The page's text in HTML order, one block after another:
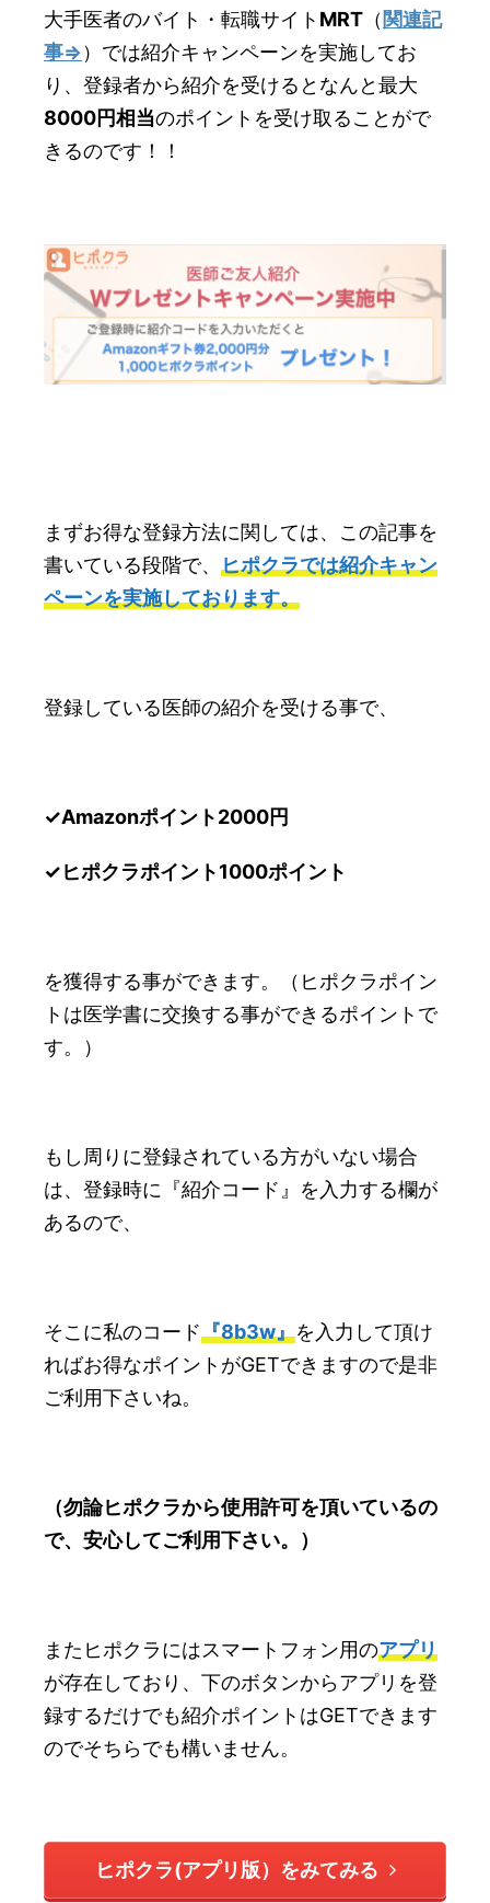
大手医者のバイト・転職サイト MRT （ 関連記
事⇒）では紹介キャンペーンを実施してお
り、登録者から紹介を受けるとなんと最大
8000円相当のポイントを受け取ることがで
きるのです！！
まずお得な登録方法に関しては、この記事を
書いている段階で、 ヒポクラでは紹介キャン
ペーンを実施しております。
登録している医師の紹介を受ける事で、
✓Amazonポイント2000円
✓ヒポクラポイント1000ポイント
を獲得する事ができます。（ヒポクラポイン
トは医学書に交換する事ができるポイントで
す。）
もし周りに登録されている方がいない場合
は、登録時に『紹介コード』を入力する欄が
あるので、
そこに私のコード『8b3w』を入力して頂け
ればお得なポイントがGETできますので是非
ご利用下さいね。
（勿論ヒポクラから使用許可を頂いているの
で、安心してご利用下さい。）
またヒポクラにはスマートフォン用のアプリ
が存在しており、下のボタンからアプリを登
録するだけでも紹介ポイントはGETできます
のでそちらでも構いません。
ヒポクラ(アプリ版）をみてみる